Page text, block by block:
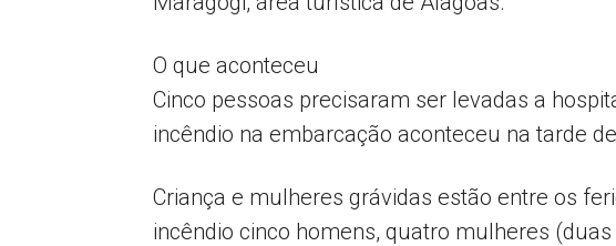
O que aconteceu
Cinco pessoas precisaram ser levadas a
incêndio na embarcação aconteceu na tarde
Criança e mulheres grávidas estão entre os
incêndio cinco homens, quatro mulheres